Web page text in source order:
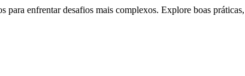
para enfrentar desafios mais complexos. Explore boas